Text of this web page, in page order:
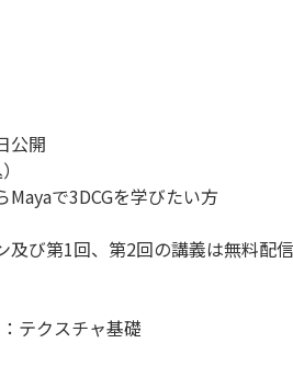
公開
で3DCGを学びたい方
び第1回、第2回の講義は無料配信
テクスチャ基礎